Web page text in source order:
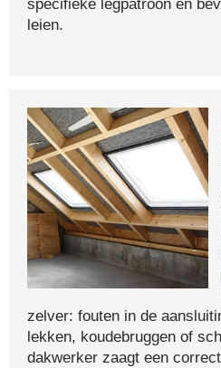
specifieke legpatroon en
leien.
zelver: fouten in de
lekken, koudebruggen of
dakwerker zaagt een